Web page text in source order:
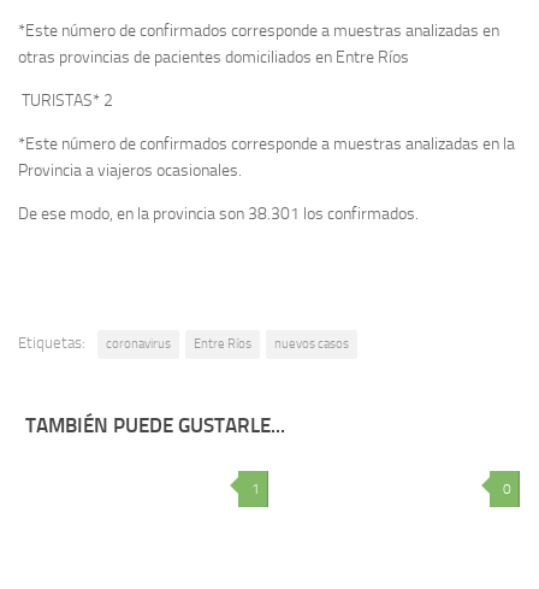
*Este número de confirmados corresponde a muestras analizadas en
otras provincias de pacientes domiciliados en Entre Ríos
TURISTAS* 2
*Este número de confirmados corresponde a muestras analizadas en la
Provincia a viajeros ocasionales.
De ese modo, en la provincia son 38.301 los confirmados.
Etiquetas: coronavirus Entre Ríos nuevos casos
TAMBIÉN PUEDE GUSTARLE...
1 0